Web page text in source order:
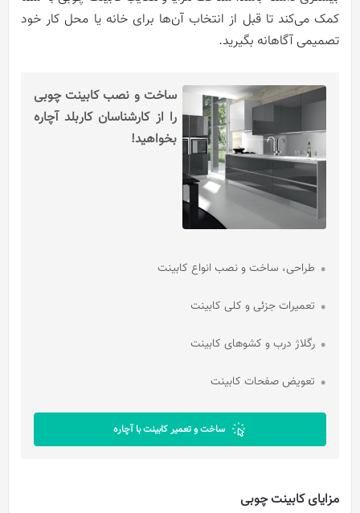
کمک می‌کند تا قبل از انتخاب آن‌ها برای خانه یا محل کار خود
تصمیمی آگاهانه بگیرید.
ساخت و نصب کابینت چوبی
را از کارشناسان کاربلد آچاره
بخواهید!
طراحی، ساخت و نصب انواع کابینت
تعمیرات جزئی و کلی کابینت
رگلاژ درب و کشوهای کابینت
تعویض صفحات کابینت
ساخت و تعمیر کابینت با آچاره
مزایای کابینت چوبی